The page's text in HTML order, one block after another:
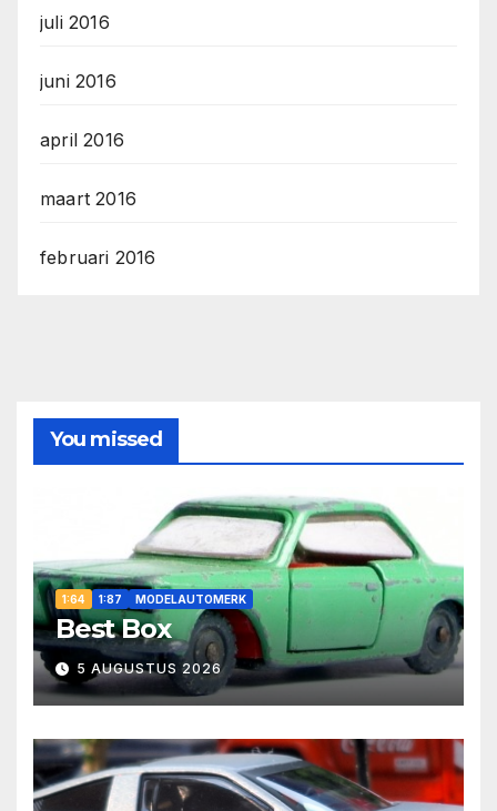
juli 2016
juni 2016
april 2016
maart 2016
februari 2016
You missed
1:64 1:87 MODELAUTOMERK
Best Box
5 AUGUSTUS 2026